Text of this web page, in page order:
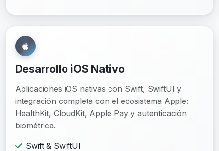
Desarrollo iOS Nativo
Aplicaciones iOS nativas con Swift, SwiftUI y
integración completa con el ecosistema Apple:
HealthKit, CloudKit, Apple Pay y autenticación
biométrica.
Swift & SwiftUI